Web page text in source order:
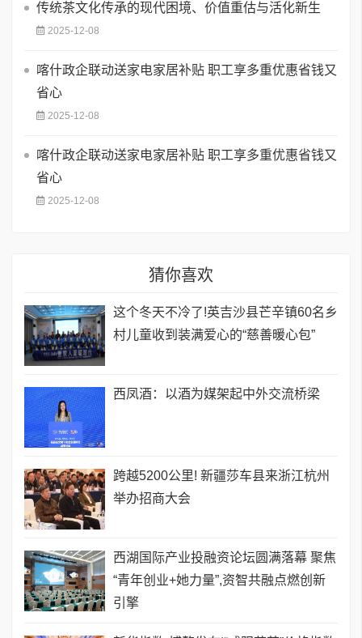
传统茶文化传承的现代困境、价值重估与活化新生
2025-12-08
喀什政企联动送家电家居补贴 职工享多重优惠省钱又
省心
2025-12-08
喀什政企联动送家电家居补贴 职工享多重优惠省钱又
省心
2025-12-08
猜你喜欢
这个冬天不冷了!英吉沙县芒辛镇60名乡
村儿童收到装满爱心的“慈善暖心包”
西凤酒：以酒为媒架起中外交流桥梁
跨越5200公里! 新疆莎车县来浙江杭州
举办招商大会
西湖国际产业投融资论坛圆满落幕 聚焦
“青年创业+她力量”,资智共融点燃创新
引擎